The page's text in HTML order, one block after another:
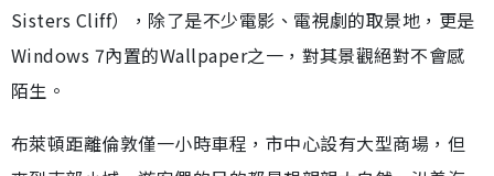
Sisters Cliff），除了是不少電影、電視劇的取景地，更是
Windows 7內置的Wallpaper之一，對其景觀絕對不會感
陌生。
布萊頓距離倫敦僅一小時車程，市中心設有大型商場，但